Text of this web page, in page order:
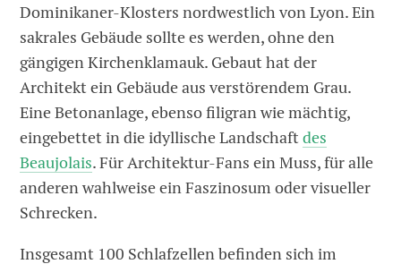
Dominikaner-Klosters nordwestlich von Lyon. Ein
sakrales Gebäude sollte es werden, ohne den
gängigen Kirchenklamauk. Gebaut hat der
Architekt ein Gebäude aus verstörendem Grau.
Eine Betonanlage, ebenso filigran wie mächtig,
eingebettet in die idyllische Landschaftdes
Beaujolais. Für Architektur-Fans ein Muss, für alle
anderen wahlweise ein Faszinosum oder visueller
Schrecken.
Insgesamt 100 Schlafzellen befinden sich im